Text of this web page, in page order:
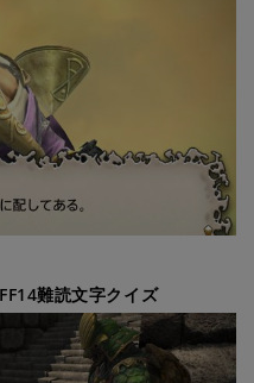
難読文字クイズ